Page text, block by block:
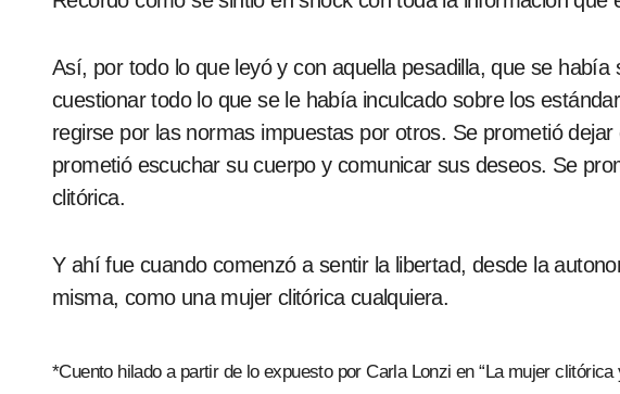
Así, por todo lo que leyó y con aquella pesadilla, que se había
cuestionar todo lo que se le había inculcado sobre los
regirse por las normas impuestas por otros. Se prometió
prometió escuchar su cuerpo y comunicar sus deseos. Se
clitórica.
Y ahí fue cuando comenzó a sentir la libertad, desde la
misma, como una mujer clitórica cualquiera.
*Cuento hilado a partir de lo expuesto por Carla Lonzi en “La mujer